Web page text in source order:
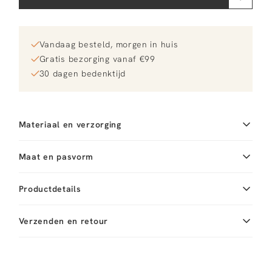
Vandaag besteld, morgen in huis
Gratis bezorging vanaf €99
30 dagen bedenktijd
Materiaal en verzorging
Maat en pasvorm
Productdetails
Merk-artikelnummer
Verzenden en retour